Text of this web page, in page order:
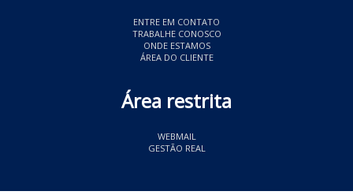
ENTRE EM CONTATO
TRABALHE CONOSCO
ONDE ESTAMOS
ÁREA DO CLIENTE
Área restrita
WEBMAIL
GESTÃO REAL